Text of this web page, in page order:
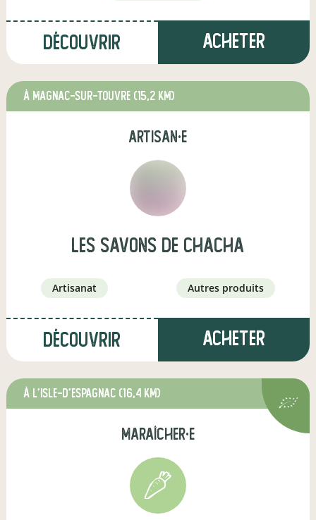
Découvrir Acheter
à Magnac-sur-Touvre (15,2 km)
artisan·e
les Savons de ChaCha
artisanat autres produits
Découvrir Acheter
à L'Isle-d'Espagnac (16,4 km)
maraîcher·e